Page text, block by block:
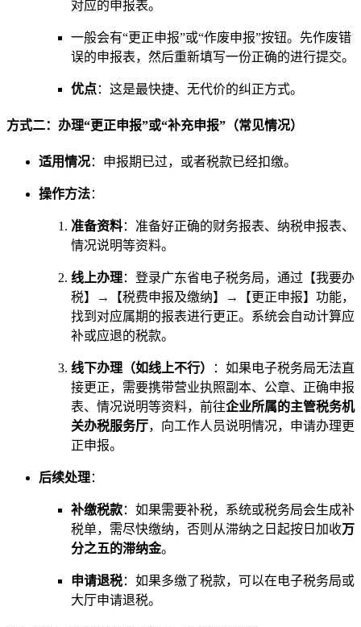
对应的申报表。
一般会有“更正申报”或“作废申报”按钮。先作废错
误的申报表，然后重新填写一份正确的进行提交。
优点：这是最快捷、无代价的纠正方式。
方式二：办理“更正申报”或“补充申报”（常见情况）
适用情况：申报期已过，或者税款已经扣缴。
操作方法：
准备资料：准备好正确的财务报表、纳税申报表、
情况说明等资料。
线上办理：登录广东省电子税务局，通过【我要办
税】→【税费申报及缴纳】→【更正申报】功能，
找到对应属期的报表进行更正。系统会自动计算应
补或应退的税款。
线下办理（如线上不行）
：如果电子税务局无法直
接更正，需要携带营业执照副本、公章、正确申报
表、情况说明等资料，前往企业所属的主管税务机
关办税服务厅，向工作人员说明情况，申请办理更
正申报。
后续处理：
补缴税款：如果需要补税，系统或税务局会生成补
税单，需尽快缴纳，否则从滞纳之日起按日加收万
分之五的滞纳金。
申请退税：如果多缴了税款，可以在电子税务局或
大厅申请退税。